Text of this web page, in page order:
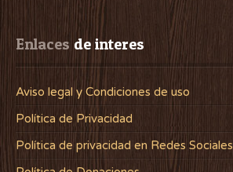
Enlaces de interes
Aviso legal y Condiciones de uso
Política de Privacidad
Política de privacidad en Redes Sociales